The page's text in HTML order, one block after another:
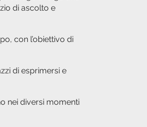
di ascolto e
con l’obiettivo di
di esprimersi e
nei diversi momenti